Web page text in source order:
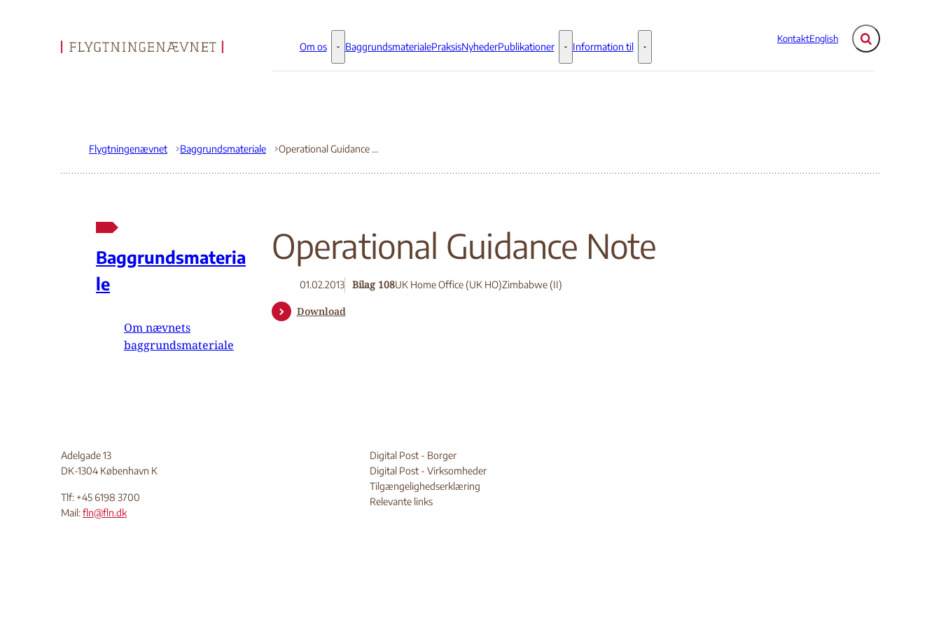
Gå til forsiden
KontaktEnglish Fold søgefelt ud
Om os Om os - Flere links
BaggrundsmaterialePraksisNyhederPublikationer Publikationer - Flere links
Information til Information til - Flere links
Flygtningenævnet Baggrundsmateriale Operational Guidance Note
Baggrundsmateria
le
Om nævnets
baggrundsmateriale
Operational Guidance Note
01.02.2013 Bilag 108UK Home Office (UK HO)Zimbabwe (II)
Download
Adelgade 13
DK-1304 København K
Tlf: +45 6198 3700
Mail:fln@fln.dk
Digital Post - Borger
Digital Post - Virksomheder
Tilgængelighedserklæring
Relevante links